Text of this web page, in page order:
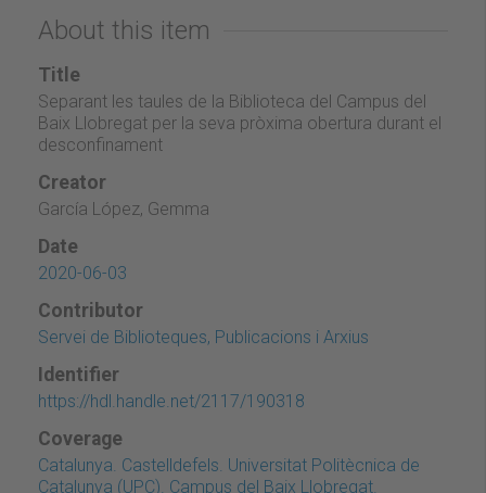
About this item
Title
Separant les taules de la Biblioteca del Campus del
Baix Llobregat per la seva pròxima obertura durant el
desconfinament
Creator
García López, Gemma
Date
2020-06-03
Contributor
Servei de Biblioteques, Publicacions i Arxius
Identifier
https://hdl.handle.net/2117/190318
Coverage
Catalunya. Castelldefels. Universitat Politècnica de
Catalunya (UPC). Campus del Baix Llobregat.